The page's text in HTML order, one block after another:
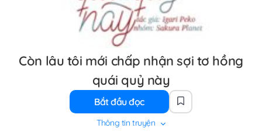
Còn lâu tôi mới chấp nhận sợi tơ hồng
quái quỷ này
Bắt đầu đọc
Thông tin truyện